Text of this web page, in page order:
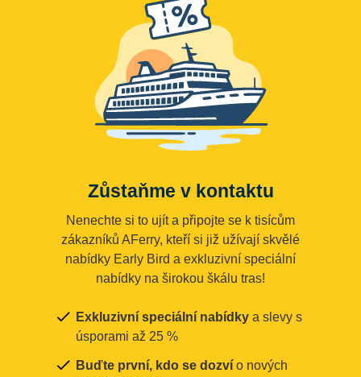
Zůstaňme v kontaktu
Nenechte si to ujít a připojte se k tisícům
zákazníků AFerry, kteří si již užívají skvělé
nabídky Early Bird a exkluzivní speciální
nabídky na širokou škálu tras!
Exkluzivní speciální nabídky a slevy s
úsporami až 25 %
Buďte první, kdo se dozví o nových